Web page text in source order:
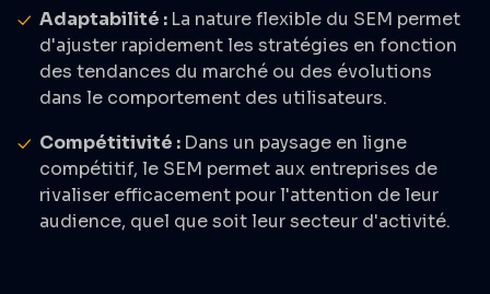
Adaptabilité : La nature flexible du SEM permet
d'ajuster rapidement les stratégies en fonction
des tendances du marché ou des évolutions
dans le comportement des utilisateurs.​
Compétitivité : Dans un paysage en ligne
compétitif, le SEM permet aux entreprises de
rivaliser efficacement pour l'attention de leur
audience, quel que soit leur secteur d'activité.​